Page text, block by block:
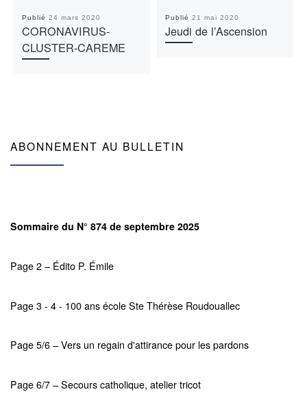
Publié 24 mars 2020
CORONAVIRUS-
CLUSTER-CAREME
Publié 21 mai 2020
Jeudi de l’Ascension
ABONNEMENT AU BULLETIN
Sommaire du N° 874 de septembre 2025
Page 2 – Édito P. Émile
Page 3 - 4 - 100 ans école Ste Thérèse Roudouallec
Page 5/6 – Vers un regain d'attirance pour les pardons
Page 6/7 – Secours catholique, atelier tricot